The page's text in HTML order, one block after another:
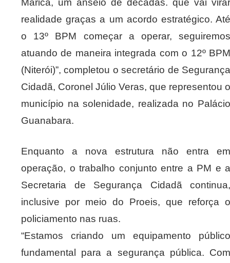
Maricá, um anseio de décadas. que vai virar
realidade graças a um acordo estratégico. Até
o 13º BPM começar a operar, seguiremos
atuando de maneira integrada com o 12º BPM
(Niterói)”, completou o secretário de Segurança
Cidadã, Coronel Júlio Veras, que representou o
município na solenidade, realizada no Palácio
Guanabara.
Enquanto a nova estrutura não entra em
operação, o trabalho conjunto entre a PM e a
Secretaria de Segurança Cidadã continua,
inclusive por meio do Proeis, que reforça o
policiamento nas ruas.
“Estamos criando um equipamento público
fundamental para a segurança pública. Com